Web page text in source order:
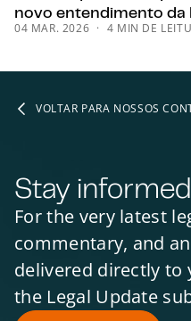
novo entendimento da
04 MAR. 2026 4 MIN DE
VOLTAR PARA NOSSOS
Stay informed
For the very latest
commentary, and
delivered directly to
the Legal Update